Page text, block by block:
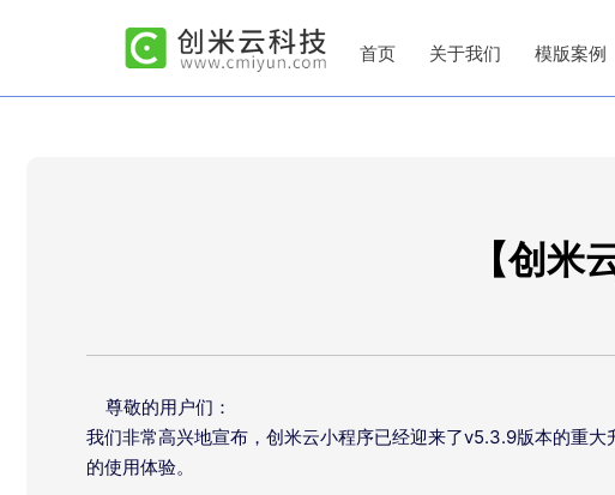
首页 关于我们 模版案例
【创米
尊敬的用户们：
我们非常高兴地宣布，创米云小程序已经迎来了v5.3.9版本的重
的使用体验。